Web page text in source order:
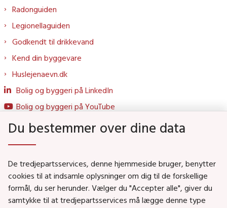
Radonguiden
Legionellaguiden
Godkendt til drikkevand
Kend din byggevare
Huslejenaevn.dk
Bolig og byggeri på LinkedIn
Bolig og byggeri på YouTube
Social- og Boligministeriet
Job i Social- og Boligstyrelsen
Puljer og tilskud
Du bestemmer over dine data
De tredjepartsservices, denne hjemmeside bruger, benytter
cookies til at indsamle oplysninger om dig til de forskellige
formål, du ser herunder. Vælger du "Accepter alle", giver du
samtykke til at tredjepartsservices må lægge denne type